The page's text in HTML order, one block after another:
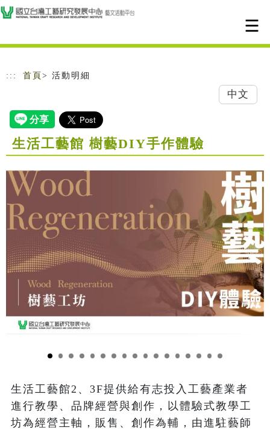
跳到主要內容
網站導覽
::: 首頁 > 活動明細
中文
生活工藝館 樹藝DIY手作體驗
生活工藝館2、3F提供給有志投入工藝產業者
進行教學、品牌經營與創作，以體驗式教學工
坊為經營主軸，販售、創作為輔，由進駐藝師